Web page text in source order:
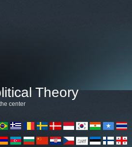
Theory
center